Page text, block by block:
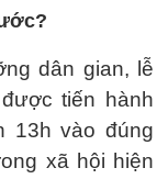
dân gian, lễ
tiến hành
13h vào đúng
xã hội hiện